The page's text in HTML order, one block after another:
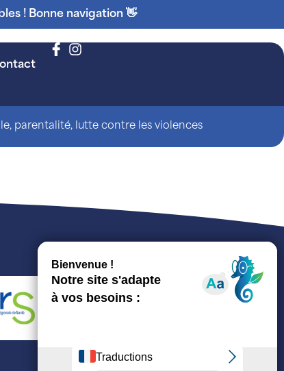
! Bonne navigation 👋
parentalité, lutte contre les violences